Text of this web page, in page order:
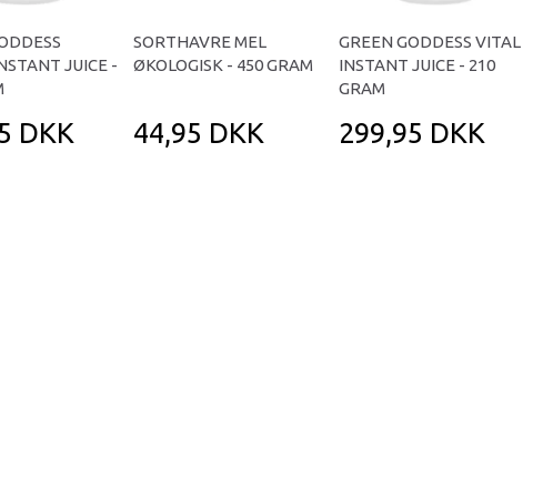
JUICE -
DKK
SORTHAVRE MEL
ØKOLOGISK - 450 GRAM
44,95 DKK
GREEN GODDESS VITAL
INSTANT JUICE - 210
GRAM
299,95 DKK